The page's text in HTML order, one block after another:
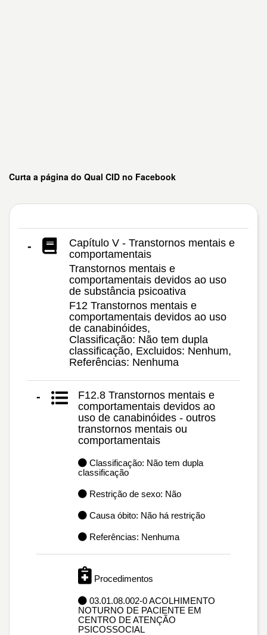
Curta a página do Qual CID no Facebook
-
Capítulo V - Transtornos mentais e
comportamentais
Transtornos mentais e
comportamentais devidos ao uso
de substância psicoativa
F12 Transtornos mentais e
comportamentais devidos ao uso
de canabinóides,
Classificação: Não tem dupla
classificação, Excluidos: Nenhum,
Referências: Nenhuma
-
F12.8 Transtornos mentais e
comportamentais devidos ao
uso de canabinóides - outros
transtornos mentais ou
comportamentais
Classificação: Não tem dupla
classificação
Restrição de sexo: Não
Causa óbito: Não há restrição
Referências: Nenhuma
Procedimentos
03.01.08.002-0 ACOLHIMENTO
NOTURNO DE PACIENTE EM
CENTRO DE ATENÇÃO
PSICOSSOCIAL